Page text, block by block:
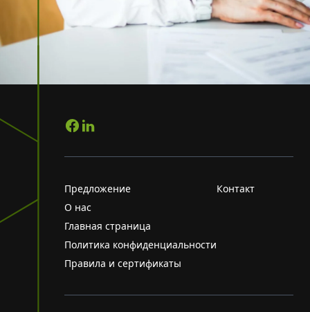
Предложение
О нас
Главная страница
Политика конфиденциальности
Правила и сертификаты
Контакт